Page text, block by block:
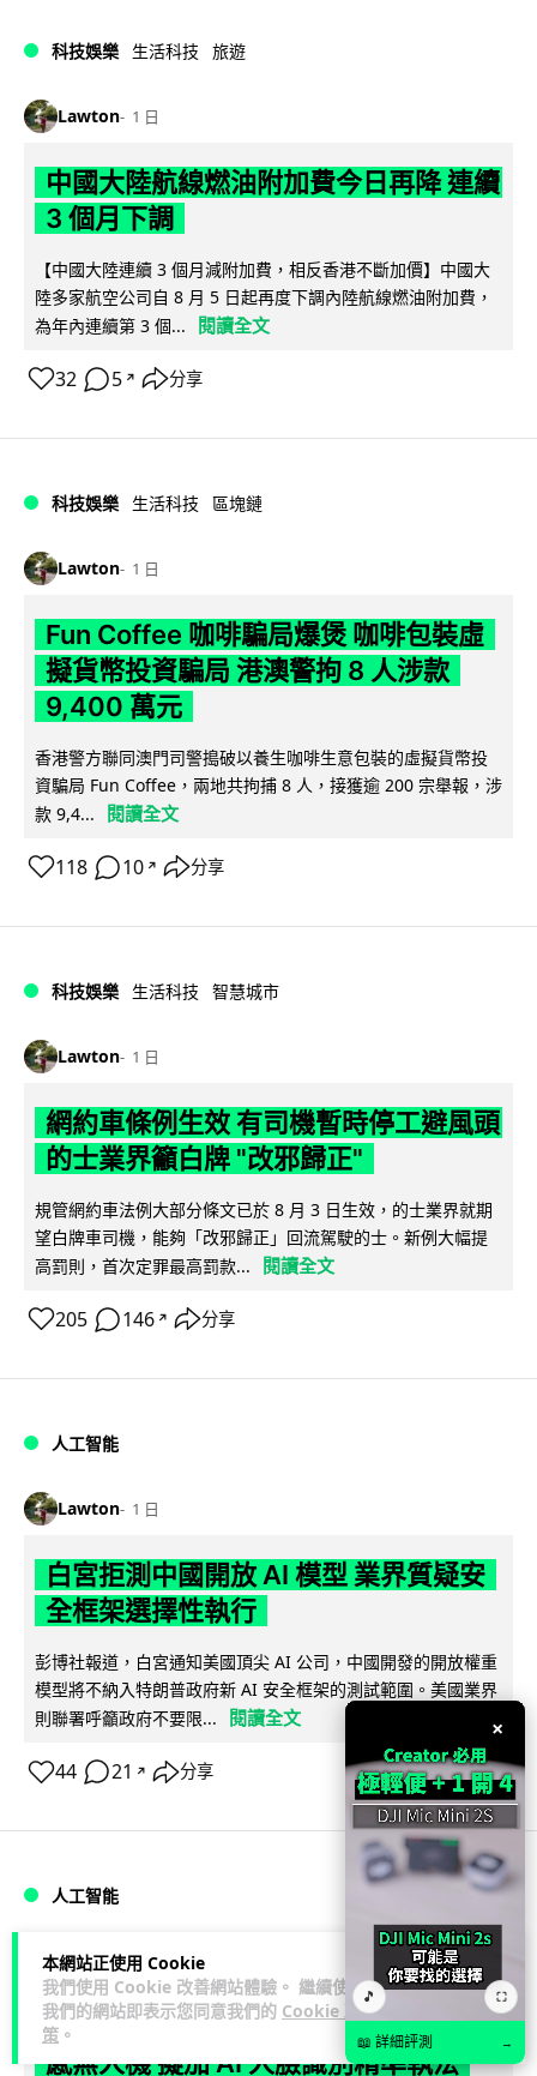
本網站正使用 Cookie
我們使用 Cookie 改善網站體驗。 繼續使用
我們的網站即表示您同意我們的 Cookie 政
策 。
科技娛樂 生活科技 旅遊
Lawton 1 日
中國大陸航線燃油附加費今日再降 連續
3 個月下調
【中國大陸連續 3 個月減附加費，相反香港不斷加價】中國大
陸多家航空公司自 8 月 5 日起再度下調內陸航線燃油附加費，
為年內連續第 3 個...
閱讀全文
32 5 ↗ 分享
科技娛樂 生活科技 區塊鏈
Lawton 1 日
Fun Coffee 咖啡騙局爆煲 咖啡包裝虛
擬貨幣投資騙局 港澳警拘 8 人涉款
9,400 萬元
香港警方聯同澳門司警搗破以養生咖啡生意包裝的虛擬貨幣投
資騙局 Fun Coffee，兩地共拘捕 8 人，接獲逾 200 宗舉報，涉
款 9,4...
閱讀全文
118 10 ↗ 分享
科技娛樂 生活科技 智慧城市
Lawton 1 日
網約車條例生效 有司機暫時停工避風頭
的士業界籲白牌 "改邪歸正"
規管網約車法例大部分條文已於 8 月 3 日生效，的士業界就期
望白牌車司機，能夠「改邪歸正」回流駕駛的士。新例大幅提
高罰則，首次定罪最高罰款...
閱讀全文
205 146 ↗ 分享
人工智能
Lawton 1 日
白宮拒測中國開放 AI 模型 業界質疑安
全框架選擇性執行
彭博社報道，白宮通知美國頂尖 AI 公司，中國開發的開放權重
模型將不納入特朗普政府新 AI 安全框架的測試範圍。美國業界
則聯署呼籲政府不要限...
閱讀全文
44 21 ↗ 分享
人工智能
Vin 1 日
地盤偷吸煙難逃高空法眼 勞工處出動熱
感無人機 擬加 AI 人臉識別精準執法
×
🎵 ⛶
📖 詳細評測 →